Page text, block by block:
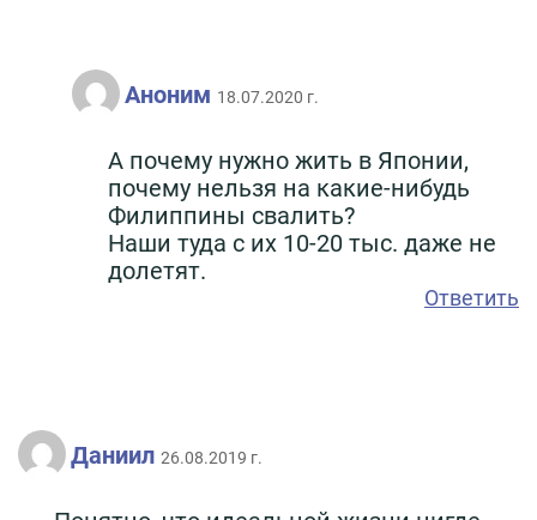
Аноним 18.07.2020 г.
А почему нужно жить в Японии,
почему нельзя на какие-нибудь
Филиппины свалить?
Наши туда с их 10-20 тыс. даже не
долетят.
Ответить
Даниил 26.08.2019 г.